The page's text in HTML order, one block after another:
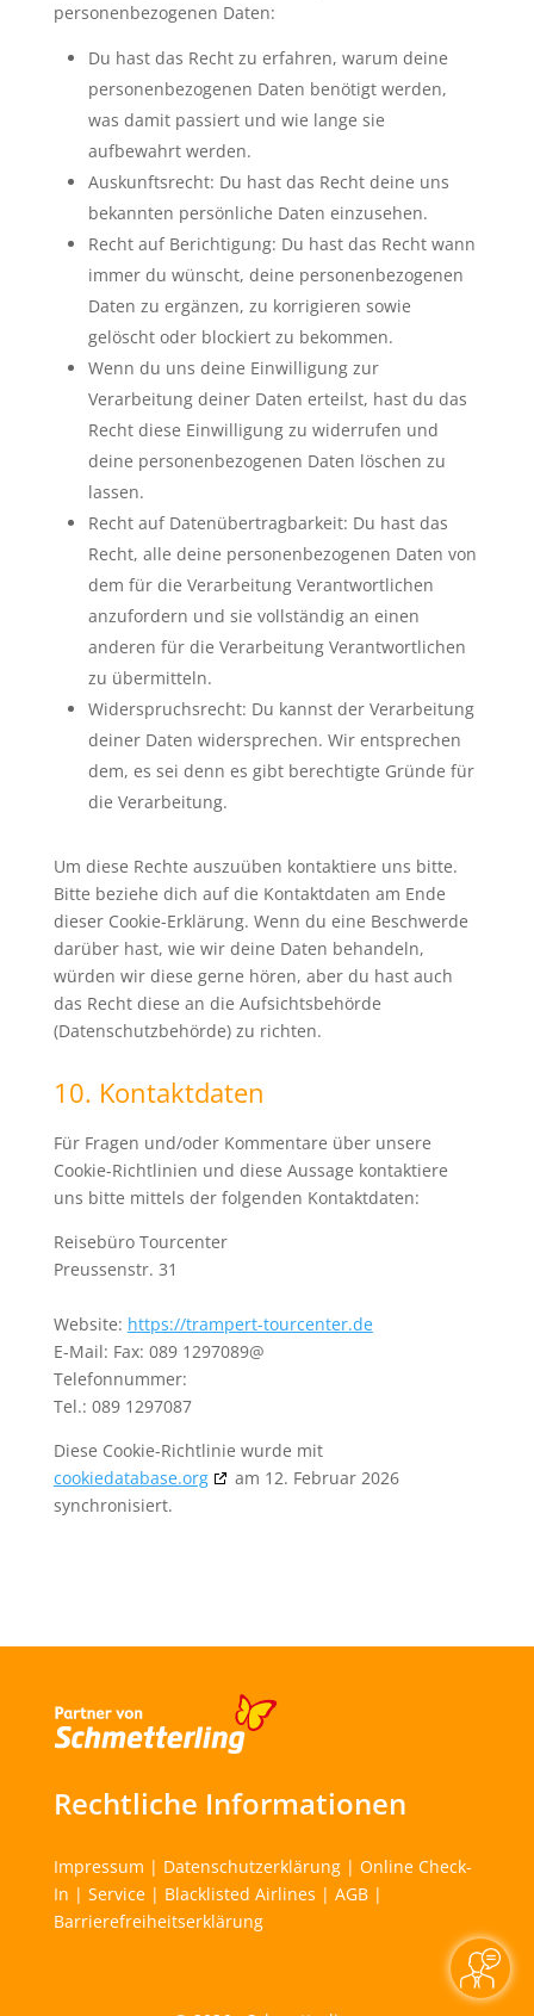
personenbezogenen Daten:
Du hast das Recht zu erfahren, warum deine
personenbezogenen Daten benötigt werden,
was damit passiert und wie lange sie
aufbewahrt werden.
Auskunftsrecht: Du hast das Recht deine uns
bekannten persönliche Daten einzusehen.
Recht auf Berichtigung: Du hast das Recht wann
immer du wünscht, deine personenbezogenen
Daten zu ergänzen, zu korrigieren sowie
gelöscht oder blockiert zu bekommen.
Wenn du uns deine Einwilligung zur
Verarbeitung deiner Daten erteilst, hast du das
Recht diese Einwilligung zu widerrufen und
deine personenbezogenen Daten löschen zu
lassen.
Recht auf Datenübertragbarkeit: Du hast das
Recht, alle deine personenbezogenen Daten von
dem für die Verarbeitung Verantwortlichen
anzufordern und sie vollständig an einen
anderen für die Verarbeitung Verantwortlichen
zu übermitteln.
Widerspruchsrecht: Du kannst der Verarbeitung
deiner Daten widersprechen. Wir entsprechen
dem, es sei denn es gibt berechtigte Gründe für
die Verarbeitung.
Um diese Rechte auszuüben kontaktiere uns bitte.
Bitte beziehe dich auf die Kontaktdaten am Ende
dieser Cookie-Erklärung. Wenn du eine Beschwerde
darüber hast, wie wir deine Daten behandeln,
würden wir diese gerne hören, aber du hast auch
das Recht diese an die Aufsichtsbehörde
(Datenschutzbehörde) zu richten.
10. Kontaktdaten
Für Fragen und/oder Kommentare über unsere
Cookie-Richtlinien und diese Aussage kontaktiere
uns bitte mittels der folgenden Kontaktdaten:
Reisebüro Tourcenter
Preussenstr. 31
Website: https://trampert-tourcenter.de
E-Mail: Fax: 089 1297089@
Telefonnummer:
Tel.: 089 1297087
Diese Cookie-Richtlinie wurde mit
cookiedatabase.org
am 12. Februar 2026
synchronisiert.
Rechtliche Informationen
Impressum | Datenschutzerklärung| Online Check-
In | Service| Blacklisted Airlines | AGB|
Barrierefreiheitserklärung